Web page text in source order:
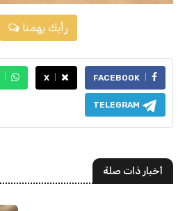
رأيك يهمنا
FACEBOOK
X
TELEGRAM
أخبار ذات صلة